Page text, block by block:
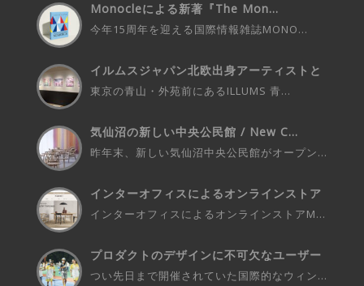
Monocleによる新著『The Mon...
今年15周年を迎える国際情報雑誌MONO...
イルムスジャパン北欧出身アーティストと
の...
東京の青山・外苑前にあるILLUMS 青...
気仙沼の新しい中央公民館 / New C...
昨年末、新しい気仙沼中央公民館がオープン...
インターオフィスによるオンラインストア
インターオフィスによるオンラインストアM...
プロダクトのデザインに不可欠なユーザー
つい先日まで開催されていた国際的なウィン...